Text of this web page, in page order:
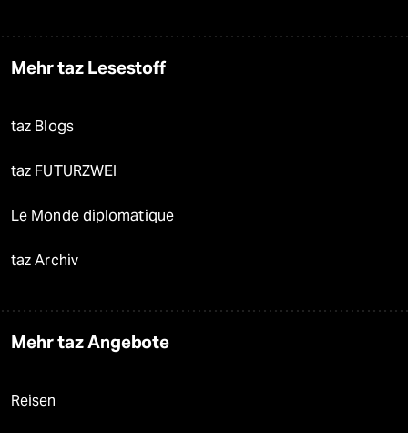
Mehr taz Lesestoff
taz Blogs
taz FUTURZWEI
Le Monde diplomatique
taz Archiv
Mehr taz Angebote
Reisen